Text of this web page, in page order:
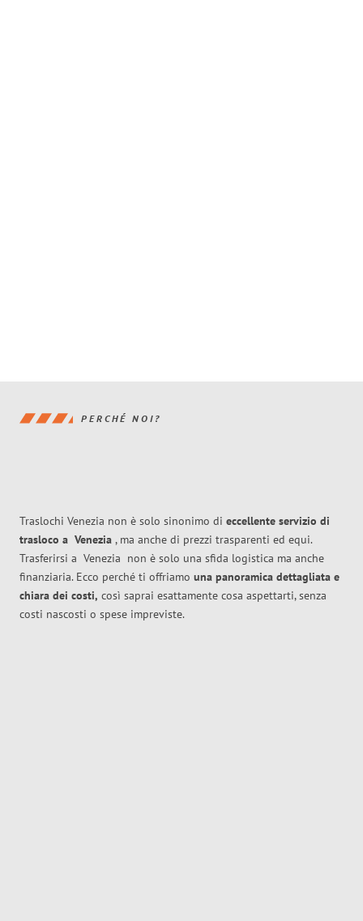
PERCHÉ NOI?
Traslochi Venezia non è solo sinonimo di eccellente servizio di
trasloco a Venezia , ma anche di prezzi trasparenti ed equi.
Trasferirsi a Venezia non è solo una sfida logistica ma anche
finanziaria. Ecco perché ti offriamo una panoramica dettagliata e
chiara dei costi, così saprai esattamente cosa aspettarti, senza
costi nascosti o spese impreviste.